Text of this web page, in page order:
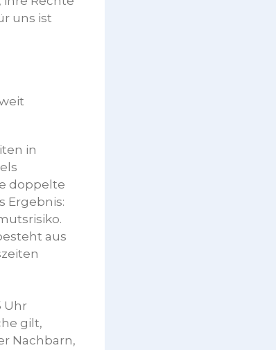
uns ist
in
doppelte
Ergebnis:
aus
Uhr
gilt,
Nachbarn,